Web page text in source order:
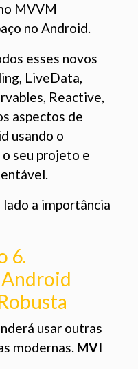
MVVM
no Android.
esses novos
LiveData,
Reactive,
aspectos de
usando o
seu projeto e
a importância
6.
usar outras
modernas. MVI